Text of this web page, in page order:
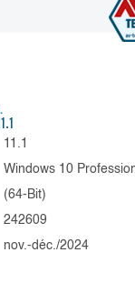
11.1
Windows 10
(64-Bit)
242609
nov.-déc./2024